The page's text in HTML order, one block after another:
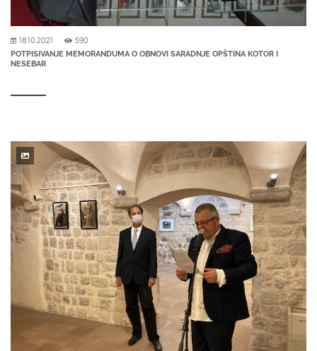
18.10.2021 590
POTPISIVANJE MEMORANDUMA O OBNOVI SARADNJE OPŠTINA KOTOR I
NESEBAR